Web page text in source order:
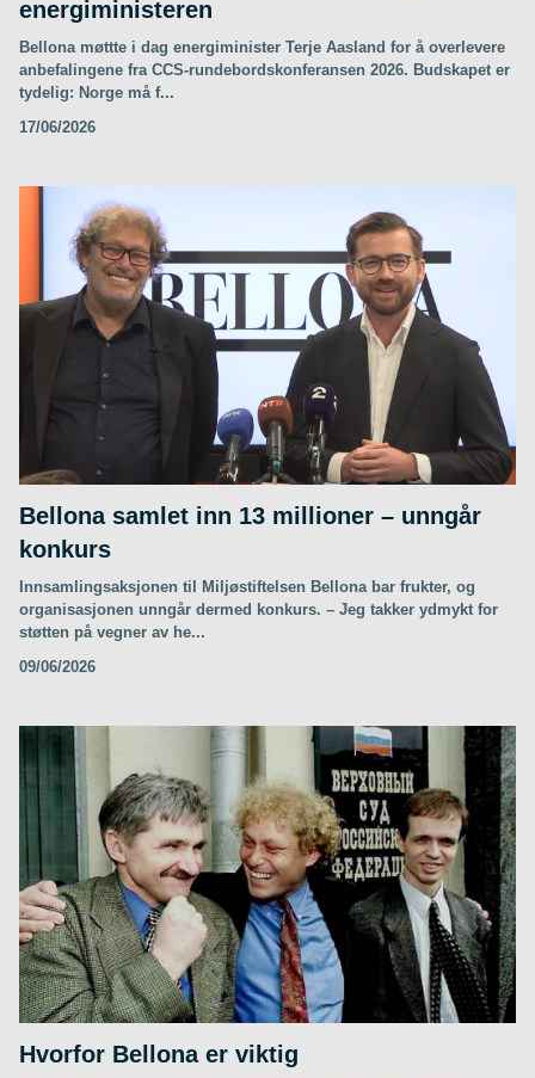
energiministeren
Bellona møttte i dag energiminister Terje Aasland for å overlevere
anbefalingene fra CCS-rundebordskonferansen 2026. Budskapet er
tydelig: Norge må f...
17/06/2026
Bellona samlet inn 13 millioner – unngår
konkurs
Innsamlingsaksjonen til Miljøstiftelsen Bellona bar frukter, og
organisasjonen unngår dermed konkurs. – Jeg takker ydmykt for
støtten på vegner av he...
09/06/2026
Hvorfor Bellona er viktig